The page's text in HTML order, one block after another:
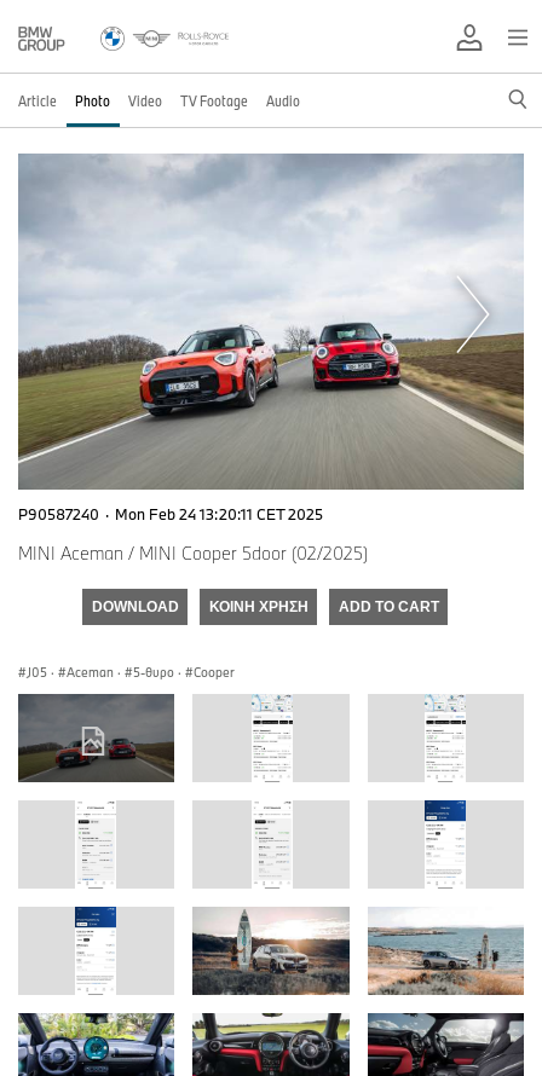
Article Photo Video TV Footage Audio
P90587240 · Mon Feb 24 13:20:11 CET 2025
MINI Aceman / MINI Cooper 5door (02/2025)
DOWNLOAD ΚΟΙΝΉ ΧΡΉΣΗ ADD TO CART
J05 · Aceman · 5-θυρο · Cooper